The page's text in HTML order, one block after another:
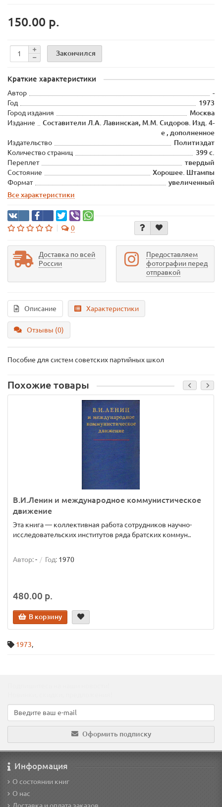
150.00 р.
Закончился
Краткие характеристики
Автор
-
Год
1973
Город издания
Москва
Издание
Составители Л.А. Лавинская, М.М. Сидоров. Изд. 4-
е , дополненное
Издательство
Политиздат
Количество страниц
399 с.
Переплет
твердый
Состояние
Хорошее. Штампы
Формат
увеличенный
Все характеристики
0
Доставка по всей
России
Предоставляем
фотографии перед
отправкой
Описание Характеристики
Отзывы (0)
Пособие для систем советских партийных школ
Похожие товары
В.И.Ленин и международное коммунистическое
движение
Эта книга — коллективная работа сотрудников научно-
исследовательских институтов ряда братских коммун..
Автор:- Год: 1970
480.00 р.
В корзину
1973,
Оформить подписку
Информация
О состоянии книг
О нас